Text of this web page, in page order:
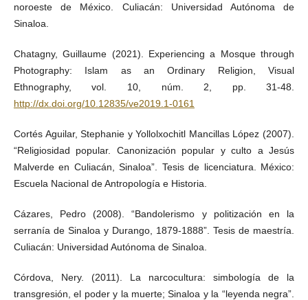
noroeste de México. Culiacán: Universidad Autónoma de
Sinaloa.
Chatagny, Guillaume (2021). Experiencing a Mosque through
Photography: Islam as an Ordinary Religion, Visual
Ethnography, vol. 10, núm. 2, pp. 31-48.
http://dx.doi.org/10.12835/ve2019.1-0161
Cortés Aguilar, Stephanie y Yollolxochitl Mancillas López (2007).
“Religiosidad popular. Canonización popular y culto a Jesús
Malverde en Culiacán, Sinaloa”. Tesis de licenciatura. México:
Escuela Nacional de Antropología e Historia.
Cázares, Pedro (2008). “Bandolerismo y politización en la
serranía de Sinaloa y Durango, 1879-1888”. Tesis de maestría.
Culiacán: Universidad Autónoma de Sinaloa.
Córdova, Nery. (2011). La narcocultura: simbología de la
transgresión, el poder y la muerte; Sinaloa y la “leyenda negra”.